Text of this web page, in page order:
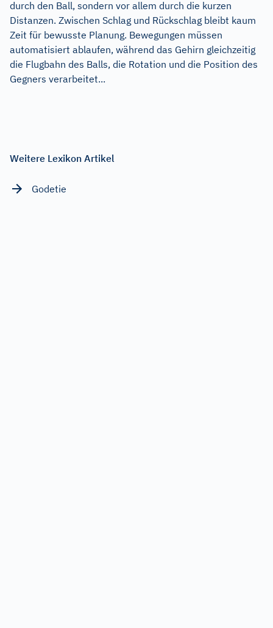
durch den Ball, sondern vor allem durch die kurzen
Distanzen. Zwischen Schlag und Rückschlag bleibt kaum
Zeit für bewusste Planung. Bewegungen müssen
automatisiert ablaufen, während das Gehirn gleichzeitig
die Flugbahn des Balls, die Rotation und die Position des
Gegners verarbeitet...
Weitere Lexikon Artikel
Godetie